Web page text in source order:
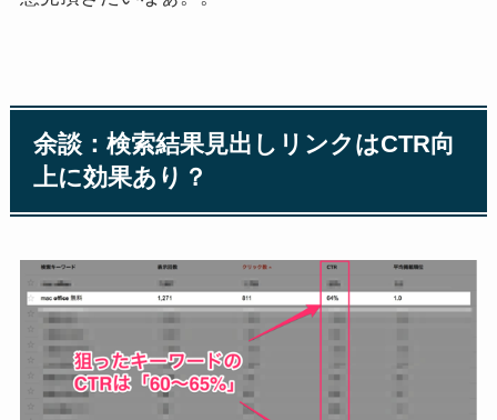
余談：検索結果見出しリンクはCTR向
上に効果あり？